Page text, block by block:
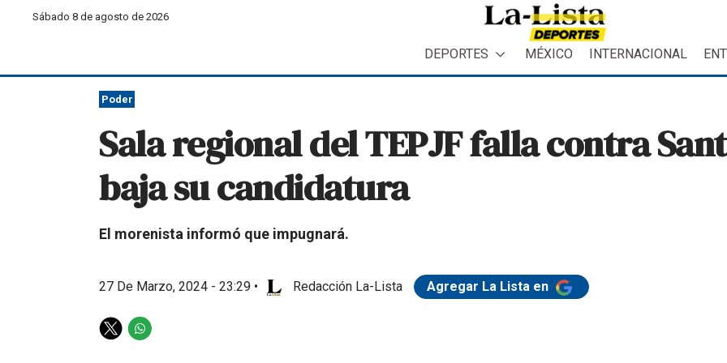
Sábado 8 de agosto de 2026
DEPORTES MÉXICO INTERNACIONAL
Poder
Sala regional del TEPJF falla contra
baja su candidatura
El morenista informó que impugnará.
27 De Marzo, 2024 - 23:29 • Redacción La-Lista Agregar La Lista en
T
W